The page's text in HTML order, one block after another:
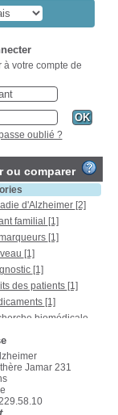
à votre compte de
oublié ?
ou comparer
d'Alzheimer [2]
familial [1]
[1]
[1]
[1]
des patients [1]
[1]
biomédicale
Jamar 231